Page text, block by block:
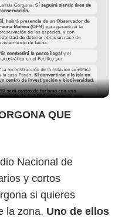
QUE
Nacional de
y cortos
si quieres
la zona. Uno de ellos